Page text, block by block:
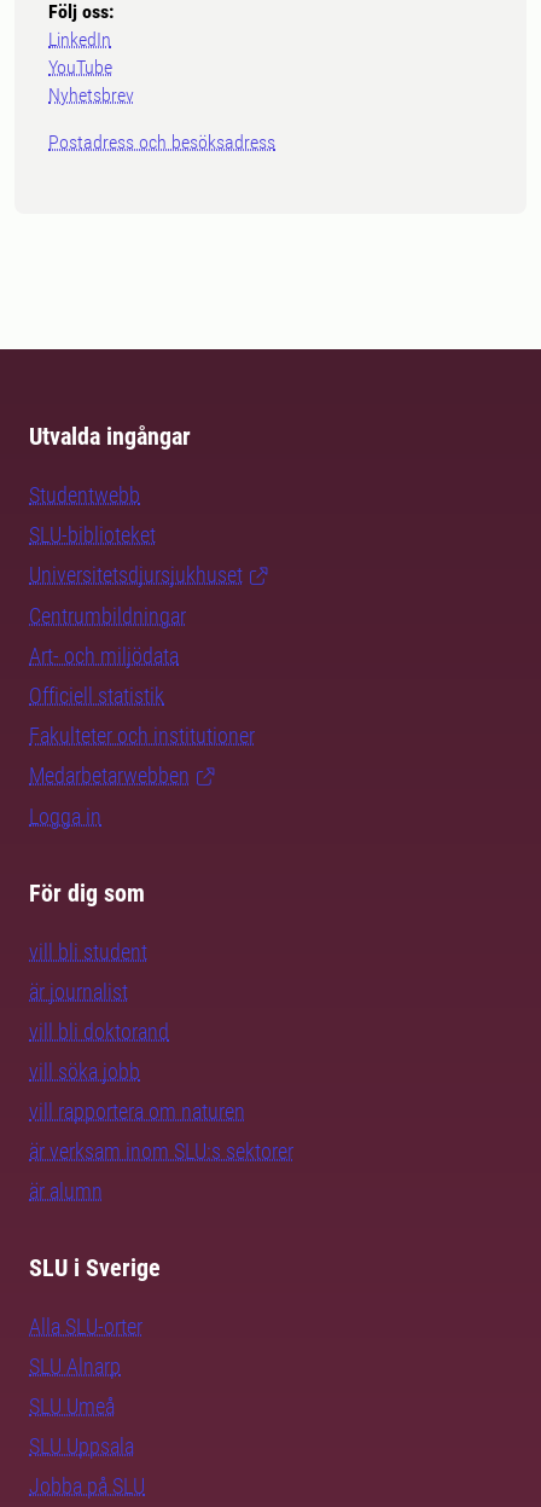
Följ oss:
LinkedIn
YouTube
Nyhetsbrev
Postadress och besöksadress
Utvalda ingångar
Studentwebb
SLU-biblioteket
Universitetsdjursjukhuset
Centrumbildningar
Art- och miljödata
Officiell statistik
Fakulteter och institutioner
Medarbetarwebben
Logga in
För dig som
vill bli student
är journalist
vill bli doktorand
vill söka jobb
vill rapportera om naturen
är verksam inom SLU:s sektorer
är alumn
SLU i Sverige
Alla SLU-orter
SLU Alnarp
SLU Umeå
SLU Uppsala
Jobba på SLU